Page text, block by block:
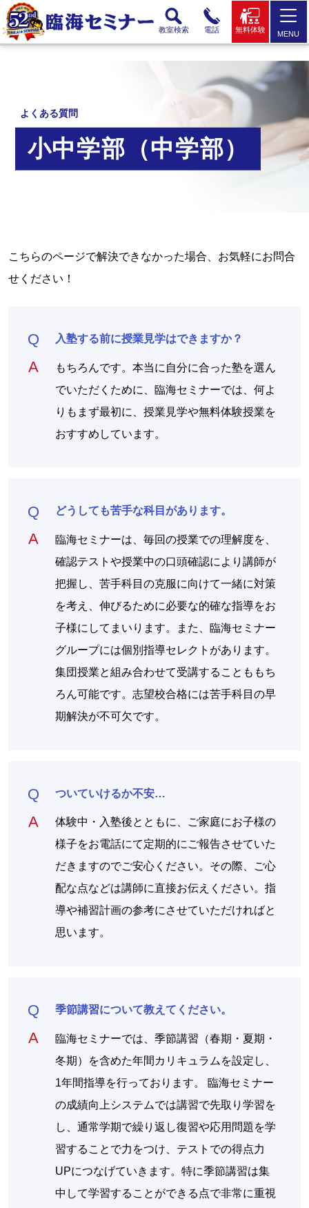
教室検索 電話 無料体験 MENU
よくある質問
小中学部（中学部）
こちらのページで解決できなかった場合、お気軽にお問合
せください！
入塾する前に授業見学はできますか？
もちろんです。本当に自分に合った塾を選ん
でいただくために、臨海セミナーでは、何よ
りもまず最初に、授業見学や無料体験授業を
おすすめしています。
どうしても苦手な科目があります。
臨海セミナーは、毎回の授業での理解度を、
確認テストや授業中の口頭確認により講師が
把握し、苦手科目の克服に向けて一緒に対策
を考え、伸びるために必要な的確な指導をお
子様にしてまいります。また、臨海セミナー
グループには個別指導セレクトがあります。
集団授業と組み合わせて受講することももち
ろん可能です。志望校合格には苦手科目の早
期解決が不可欠です。
ついていけるか不安…
体験中・入塾後とともに、ご家庭にお子様の
様子をお電話にて定期的にご報告させていた
だきますのでご安心ください。その際、ご心
配な点などは講師に直接お伝えください。指
導や補習計画の参考にさせていただければと
思います。
季節講習について教えてください。
臨海セミナーでは、季節講習（春期・夏期・
冬期）を含めた年間カリキュラムを設定し、
1年間指導を行っております。 臨海セミナー
の成績向上システムでは講習で先取り学習を
し、通常学期で繰り返し復習や応用問題を学
習することで力をつけ、テストでの得点力
UPにつなげていきます。特に季節講習は集
中して学習することができる点で非常に重視